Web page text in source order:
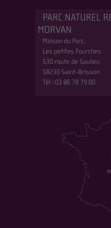
PARC NATUREL
MORVAN
Maison du Parc,
Les petites Fourches
530 route de Saulieu
58230 Saint-Brisson
Tél : 03 86 78 79 00